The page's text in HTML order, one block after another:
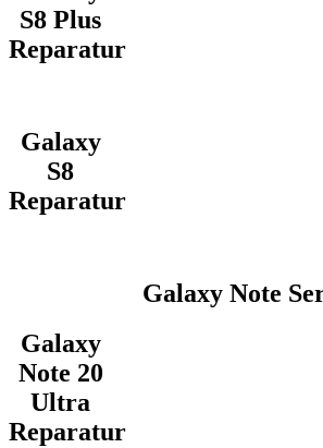
S8 Plus
Reparatur
Galaxy
S8
Reparatur
Galaxy Note
Galaxy
Note 20
Ultra
Reparatur